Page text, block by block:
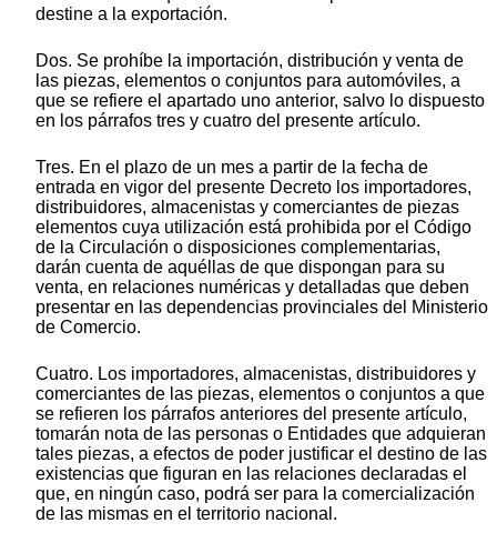
destine a la exportación.
Dos. Se prohíbe la importación, distribución y venta de
las piezas, elementos o conjuntos para automóviles, a
que se refiere el apartado uno anterior, salvo lo dispuesto
en los párrafos tres y cuatro del presente artículo.
Tres. En el plazo de un mes a partir de la fecha de
entrada en vigor del presente Decreto los importadores,
distribuidores, almacenistas y comerciantes de piezas
elementos cuya utilización está prohibida por el Código
de la Circulación o disposiciones complementarias,
darán cuenta de aquéllas de que dispongan para su
venta, en relaciones numéricas y detalladas que deben
presentar en las dependencias provinciales del Ministerio
de Comercio.
Cuatro. Los importadores, almacenistas, distribuidores y
comerciantes de las piezas, elementos o conjuntos a que
se refieren los párrafos anteriores del presente artículo,
tomarán nota de las personas o Entidades que adquieran
tales piezas, a efectos de poder justificar el destino de las
existencias que figuran en las relaciones declaradas el
que, en ningún caso, podrá ser para la comercialización
de las mismas en el territorio nacional.